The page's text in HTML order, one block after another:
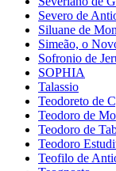
Severo de
Siluane de
Simeão, o
Sofronio de
SOPHIA
Talassio
Teodoreto de
Teodoro de
Teodoro de
Teodoro
Teofilo de